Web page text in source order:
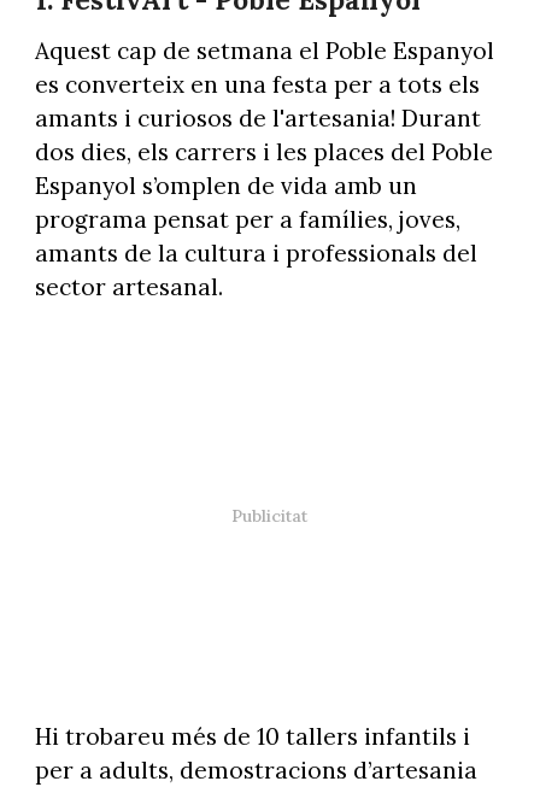
Aquest cap de setmana el Poble Espanyol
es converteix en una festa per a tots els
amants i curiosos de l'artesania! Durant
dos dies, els carrers i les places del Poble
Espanyol s’omplen de vida amb un
programa pensat per a famílies, joves,
amants de la cultura i professionals del
sector artesanal.
Hi trobareu més de 10 tallers infantils i
per a adults, demostracions d’artesania